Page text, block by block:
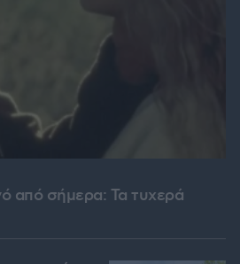
από σήμερα: Τα τυχερά